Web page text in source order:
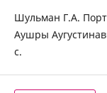
Шульман Г.А.
Аушры
с.